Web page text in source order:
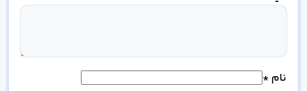
نام *